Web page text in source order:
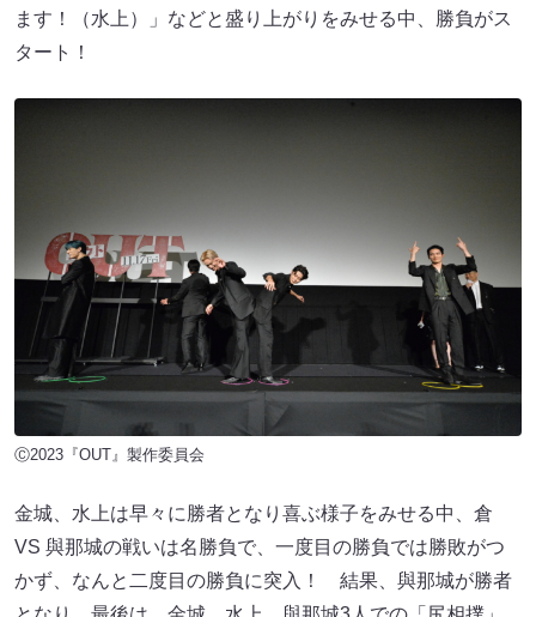
ます！（水上）」などと盛り上がりをみせる中、勝負がス
タート！
Ⓒ2023『OUT』製作委員会
金城、水上は早々に勝者となり喜ぶ様子をみせる中、倉
VS 與那城の戦いは名勝負で、一度目の勝負では勝敗がつ
かず、なんと二度目の勝負に突入！ 結果、與那城が勝者